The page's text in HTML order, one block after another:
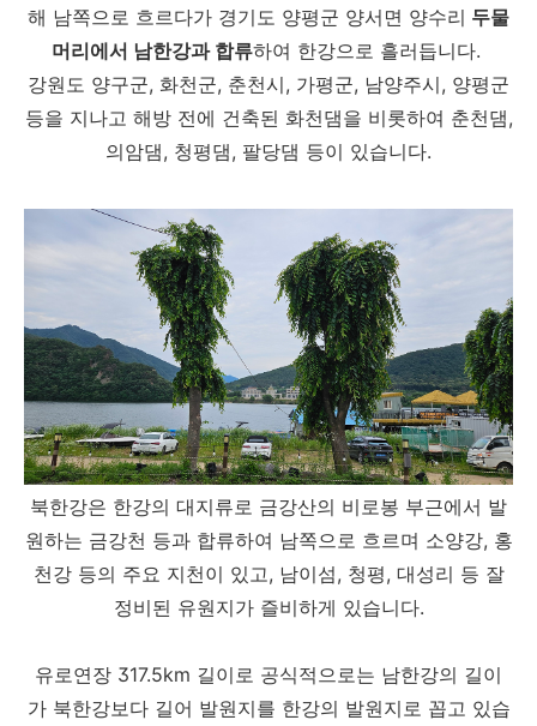
해 남쪽으로 흐르다가 경기도 양평군 양서면 양수리 두물
머리에서 남한강과 합류하여 한강으로 흘러듭니다.
강원도 양구군, 화천군, 춘천시, 가평군, 남양주시, 양평군
등을 지나고 해방 전에 건축된 화천댐을 비롯하여 춘천댐,
의암댐, 청평댐, 팔당댐 등이 있습니다.
북한강은 한강의 대지류로 금강산의 비로봉 부근에서 발
원하는 금강천 등과 합류하여 남쪽으로 흐르며 소양강, 홍
천강 등의 주요 지천이 있고, 남이섬, 청평, 대성리 등 잘
정비된 유원지가 즐비하게 있습니다.
유로연장 317.5km 길이로 공식적으로는 남한강의 길이
가 북한강보다 길어 발원지를 한강의 발원지로 꼽고 있습